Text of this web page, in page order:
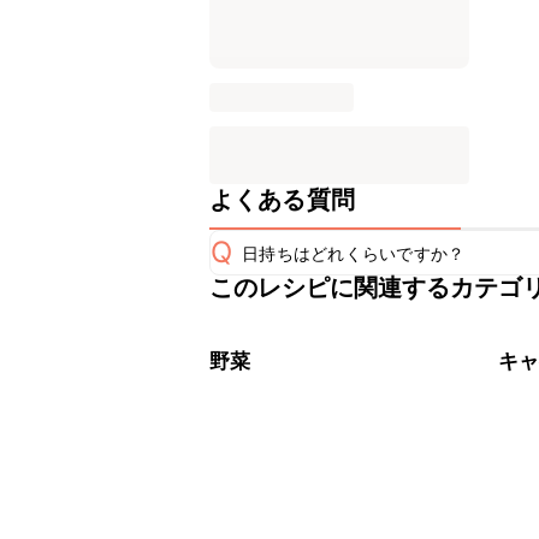
よくある質問
Q 日持ちはどれくらいですか？
保存期間は冷蔵で当日中が目安です
※日持ちは目安です。
このレシピに関連するカテゴ
野菜 キ